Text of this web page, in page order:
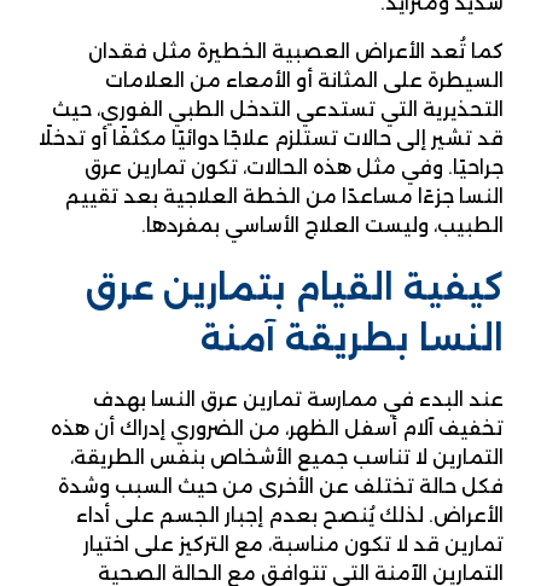
كما تُعد الأعراض العصبية الخطيرة مثل فقدان
السيطرة على المثانة أو الأمعاء من العلامات
التحذيرية التي تستدعي التدخل الطبي الفوري، حيث
قد تشير إلى حالات تستلزم علاجًا دوائيًا مكثفًا أو تدخلًا
جراحيًا. وفي مثل هذه الحالات، تكون تمارين عرق
النسا جزءًا مساعدًا من الخطة العلاجية بعد تقييم
الطبيب، وليست العلاج الأساسي بمفردها.
كيفية القيام بتمارين عرق
النسا بطريقة آمنة
عند البدء في ممارسة تمارين عرق النسا بهدف
تخفيف آلام أسفل الظهر، من الضروري إدراك أن هذه
التمارين لا تناسب جميع الأشخاص بنفس الطريقة،
فكل حالة تختلف عن الأخرى من حيث السبب وشدة
الأعراض. لذلك يُنصح بعدم إجبار الجسم على أداء
تمارين قد لا تكون مناسبة، مع التركيز على اختيار
التمارين الآمنة التي تتوافق مع الحالة الصحية